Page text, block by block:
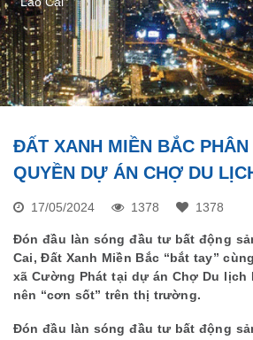
ĐẤT XANH MIỀN BẮC
QUYỀN DỰ ÁN CHỢ DU
17/05/2024 1378 1378
Đón đầu làn sóng đầu tư bất động
Cai, Đất Xanh Miền Bắc “bắt tay”
xã Cường Phát tại dự án Chợ Du lịch
nên “cơn sốt” trên thị trường.
Đón đầu làn sóng đầu tư bất động